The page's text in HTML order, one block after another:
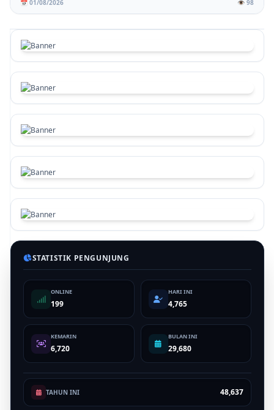
📅 01/08/2026 👁️ 98
STATISTIK PENGUNJUNG
ONLINE
199
HARI INI
4,765
KEMARIN
6,720
BULAN INI
29,680
TAHUN INI 48,637